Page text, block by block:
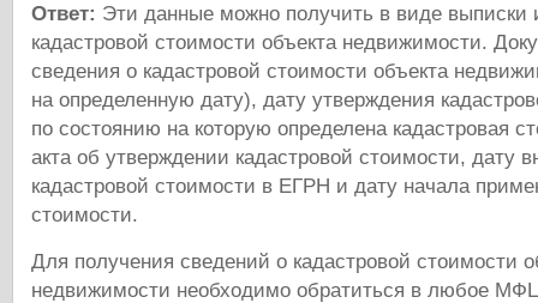
Ответ: Эти данные можно получить в виде выписки
кадастровой стоимости объекта недвижимости.
сведения о кадастровой стоимости объекта
на определенную дату), дату утверждения
по состоянию на которую определена кадастровая
акта об утверждении кадастровой стоимости, дату
кадастровой стоимости в ЕГРН и дату начала
стоимости.
Для получения сведений о кадастровой стоимости
недвижимости необходимо обратиться в любое